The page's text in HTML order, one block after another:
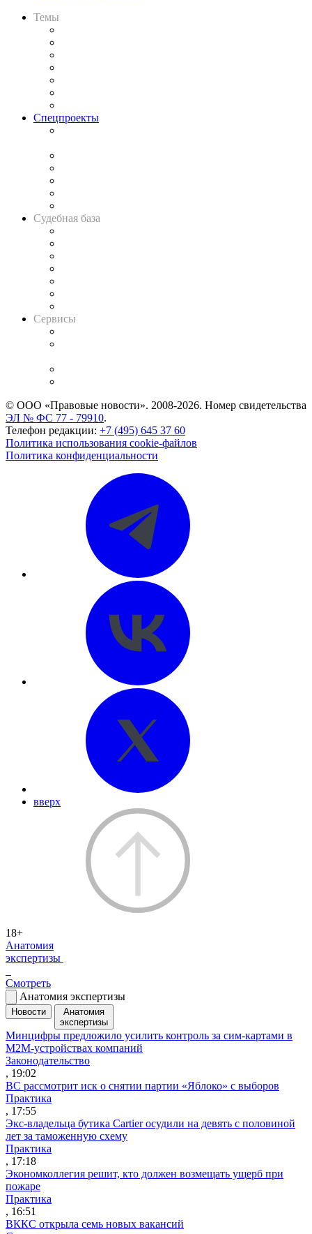
Темы
Спецпроекты
Судебная база
Сервисы
© ООО «Правовые новости». 2008-2026. Номер свидетельства
ЭЛ № ФС 77 - 79910.
Телефон редакции: +7 (495) 645 37 60
Политика использования cookie-файлов
Политика конфиденциальности
вверх
18+
Анатомия
экспертизы
Смотреть
Анатомия экспертизы
Новости
Анатомия
экспертизы
Минцифры предложило усилить контроль за сим-картами в
M2M-устройствах компаний
Законодательство
, 19:02
ВС рассмотрит иск о снятии партии «Яблоко» с выборов
Практика
, 17:55
Экс-владельца бутика Cartier осудили на девять с половиной
лет за таможенную схему
Практика
, 17:18
Экономколлегия решит, кто должен возмещать ущерб при
пожаре
Практика
, 16:51
ВККС открыла семь новых вакансий